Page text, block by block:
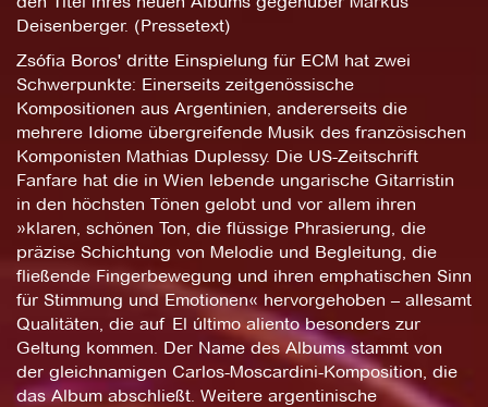
Deisenberger. (Pressetext)
Zsófia Boros' dritte Einspielung für ECM hat zwei
Schwerpunkte: Einerseits zeitgenössische
Kompositionen aus Argentinien, andererseits die
mehrere Idiome übergreifende Musik des französischen
Komponisten Mathias Duplessy. Die US-Zeitschrift
Fanfare hat die in Wien lebende ungarische Gitarristin
in den höchsten Tönen gelobt und vor allem ihren
»klaren, schönen Ton, die flüssige Phrasierung, die
präzise Schichtung von Melodie und Begleitung, die
fließende Fingerbewegung und ihren emphatischen Sinn
für Stimmung und Emotionen« hervorgehoben – allesamt
Qualitäten, die auf El último aliento besonders zur
Geltung kommen. Der Name des Albums stammt von
der gleichnamigen Carlos-Moscardini-Komposition, die
das Album abschließt. Weitere argentinische